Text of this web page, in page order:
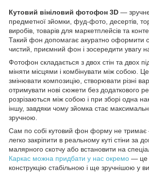
Кутовий вініловий фотофон 3D —
предметної зйомки, фуд-фото, десертів,
виробів, товарів для маркетплейсів та
Такий фон допомагає акуратно оформити
чистий, приємний фон і зосередити увагу на
Фотофон складається з двох стін та двох
міняти місцями і комбінувати між собою.
змінювати композицію, створювати різні
отримувати нові сюжети без додаткового
розрізаються між собою і при зборі одна
іншу, завдяки чому зйомка стає
зручною.
Сам по собі кутовий фон форму не
легко закріпити в реальному куті стіни за
малярного скотчу або встановити на
Каркас можна придбати у нас окремо — це
конструкцію стабільною і ще зручнішою у